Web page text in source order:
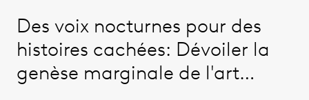
Des voix nocturnes pour des
histoires cachées: Dévoiler la
genèse marginale de l'art